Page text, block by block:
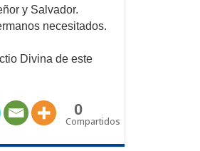
y Salvador.
necesitados.
Divina de este
0
Compartidos